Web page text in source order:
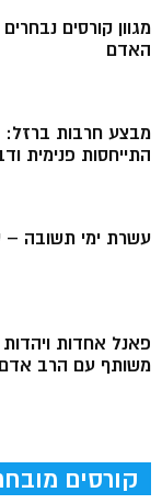
מגוון קורסים
האדם
מבצע חרבות ברזל:
התייחסות פנימית
עשרת ימי תשובה –
פאנל אחדות
משותף עם הרב אדם
קורסים